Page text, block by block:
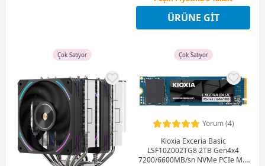
12 Ay x 2.153 TL taksitle
Peşin Fiyatına 3 Taksit
ÜRÜNE GIT
Çok Satıyor Çok Satıyor
Yorum (4)
Kioxia Exceria Basic
LSF10Z002TG8 2TB Gen4x4
7200/6600MB/sn NVMe PCIe M.2